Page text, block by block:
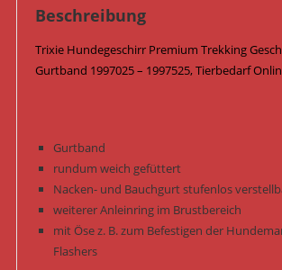
Beschreibung
Trixie Hundegeschirr Premium Trekking
Gurtband 1997025 – 1997525, Tierbedarf
Gurtband
rundum weich gefüttert
Nacken- und Bauchgurt stufenlos
weiterer Anleinring im Brustbereich
mit Öse z. B. zum Befestigen der
Flashers